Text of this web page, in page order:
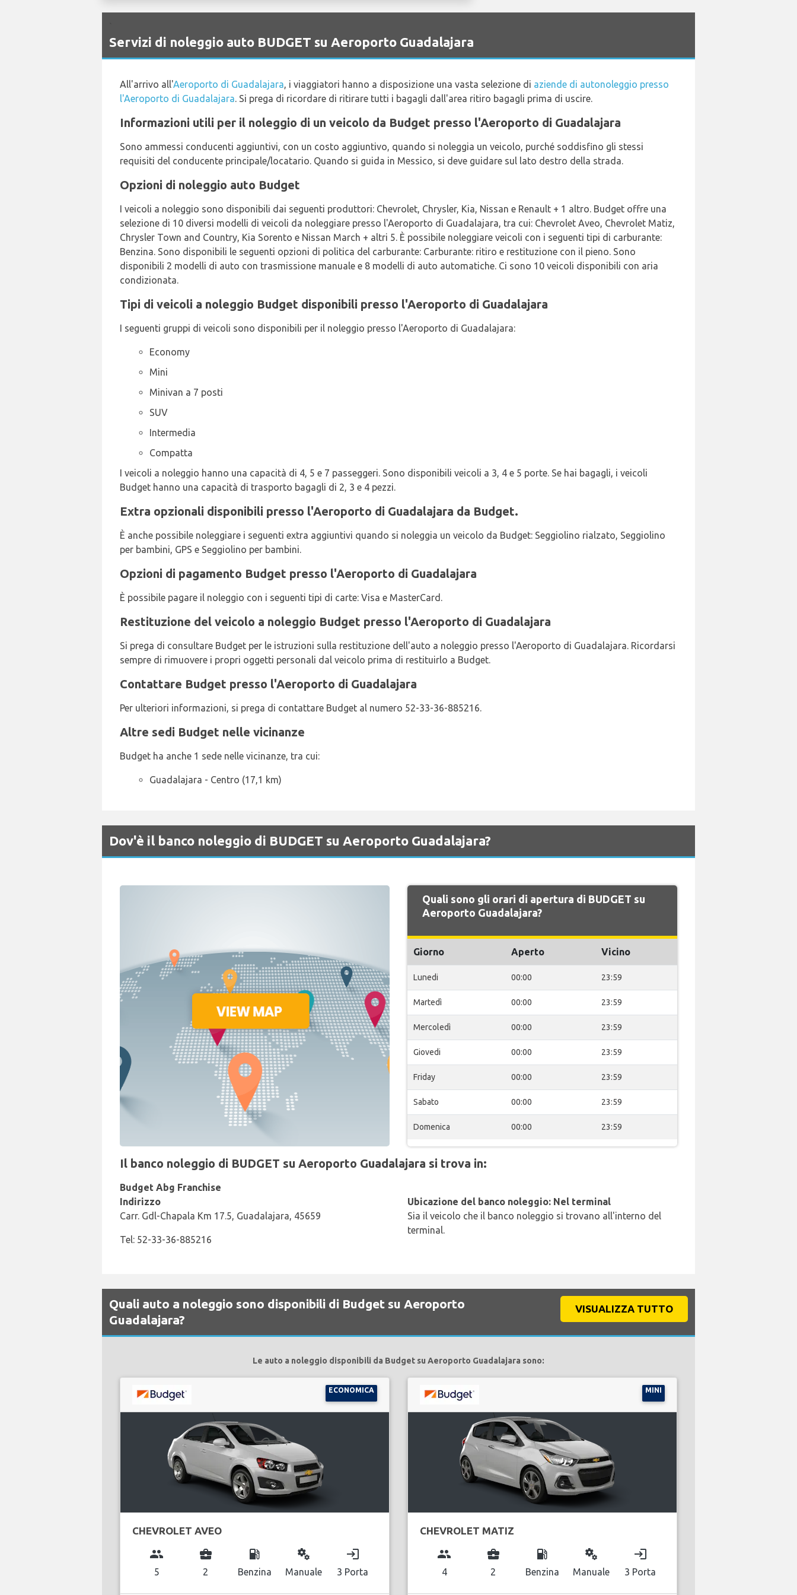
Servizi di noleggio auto BUDGET su Aeroporto Guadalajara
All'arrivo all'Aeroporto di Guadalajara, i viaggiatori hanno a disposizione una vasta selezione di aziende di autonoleggio presso
l'Aeroporto di Guadalajara. Si prega di ricordare di ritirare tutti i bagagli dall'area ritiro bagagli prima di uscire.
Informazioni utili per il noleggio di un veicolo da Budget presso l'Aeroporto di Guadalajara
Sono ammessi conducenti aggiuntivi, con un costo aggiuntivo, quando si noleggia un veicolo, purché soddisfino gli stessi
requisiti del conducente principale/locatario. Quando si guida in Messico, si deve guidare sul lato destro della strada.
Opzioni di noleggio auto Budget
I veicoli a noleggio sono disponibili dai seguenti produttori: Chevrolet, Chrysler, Kia, Nissan e Renault + 1 altro. Budget offre una
selezione di 10 diversi modelli di veicoli da noleggiare presso l'Aeroporto di Guadalajara, tra cui: Chevrolet Aveo, Chevrolet Matiz,
Chrysler Town and Country, Kia Sorento e Nissan March + altri 5. È possibile noleggiare veicoli con i seguenti tipi di carburante:
Benzina. Sono disponibili le seguenti opzioni di politica del carburante: Carburante: ritiro e restituzione con il pieno. Sono
disponibili 2 modelli di auto con trasmissione manuale e 8 modelli di auto automatiche. Ci sono 10 veicoli disponibili con aria
condizionata.
Tipi di veicoli a noleggio Budget disponibili presso l'Aeroporto di Guadalajara
I seguenti gruppi di veicoli sono disponibili per il noleggio presso l'Aeroporto di Guadalajara:
Economy
Mini
Minivan a 7 posti
SUV
Intermedia
Compatta
I veicoli a noleggio hanno una capacità di 4, 5 e 7 passeggeri. Sono disponibili veicoli a 3, 4 e 5 porte. Se hai bagagli, i veicoli
Budget hanno una capacità di trasporto bagagli di 2, 3 e 4 pezzi.
Extra opzionali disponibili presso l'Aeroporto di Guadalajara da Budget.
È anche possibile noleggiare i seguenti extra aggiuntivi quando si noleggia un veicolo da Budget: Seggiolino rialzato, Seggiolino
per bambini, GPS e Seggiolino per bambini.
Opzioni di pagamento Budget presso l'Aeroporto di Guadalajara
È possibile pagare il noleggio con i seguenti tipi di carte: Visa e MasterCard.
Restituzione del veicolo a noleggio Budget presso l'Aeroporto di Guadalajara
Si prega di consultare Budget per le istruzioni sulla restituzione dell'auto a noleggio presso l'Aeroporto di Guadalajara. Ricordarsi
sempre di rimuovere i propri oggetti personali dal veicolo prima di restituirlo a Budget.
Contattare Budget presso l'Aeroporto di Guadalajara
Per ulteriori informazioni, si prega di contattare Budget al numero 52-33-36-885216.
Altre sedi Budget nelle vicinanze
Budget ha anche 1 sede nelle vicinanze, tra cui:
Guadalajara - Centro (17,1 km)
Dov'è il banco noleggio di BUDGET su Aeroporto Guadalajara?
Quali sono gli orari di apertura di BUDGET su
Aeroporto Guadalajara?
Giorno Aperto Vicino
Lunedi 00:00 23:59
Martedì 00:00 23:59
Mercoledì 00:00 23:59
Giovedi 00:00 23:59
Friday 00:00 23:59
Sabato 00:00 23:59
Domenica 00:00 23:59
Il banco noleggio di BUDGET su Aeroporto Guadalajara si trova in:
Budget Abg Franchise
Indirizzo
Carr. Gdl-Chapala Km 17.5, Guadalajara, 45659
Tel: 52-33-36-885216
Ubicazione del banco noleggio: Nel terminal
Sia il veicolo che il banco noleggio si trovano all'interno del
terminal.
Quali auto a noleggio sono disponibili di Budget su Aeroporto
Guadalajara?
VISUALIZZA TUTTO
Le auto a noleggio disponibili da Budget su Aeroporto Guadalajara sono:
ECONOMICA
CHEVROLET AVEO
group
5
business_center
2
local_gas_station
Benzina
miscellaneous_services
Manuale
login
3 Porta
MINI
CHEVROLET MATIZ
group
4
business_center
2
local_gas_station
Benzina
miscellaneous_services
Manuale
login
3 Porta